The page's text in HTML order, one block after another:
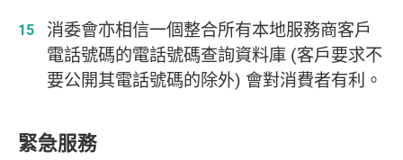
消委會亦相信一個整合所有本地服務商客戶
電話號碼的電話號碼查詢資料庫 (客戶要求不
要公開其電話號碼的除外) 會對消費者有利。
緊急服務